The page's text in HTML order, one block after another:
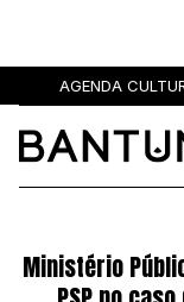
AGENDA
MÚSICA
Ministério